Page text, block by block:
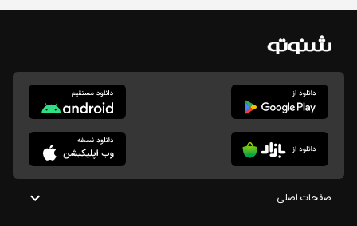
صفحات اصلی